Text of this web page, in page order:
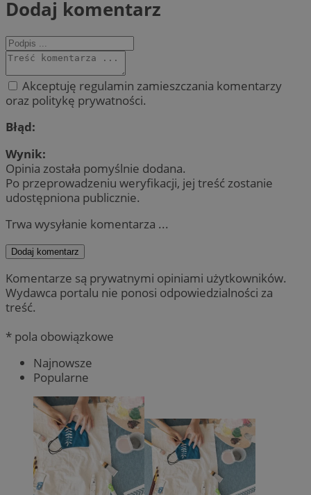
Dodaj komentarz
Akceptuję regulamin zamieszczania komentarzy
oraz politykę prywatności.
Błąd:
Wynik:
Opinia została pomyślnie dodana.
Po przeprowadzeniu weryfikacji, jej treść zostanie
udostępniona publicznie.
Trwa wysyłanie komentarza ...
Dodaj komentarz
Komentarze są prywatnymi opiniami użytkowników.
Wydawca portalu nie ponosi odpowiedzialności za
treść.
* pola obowiązkowe
Najnowsze
Popularne